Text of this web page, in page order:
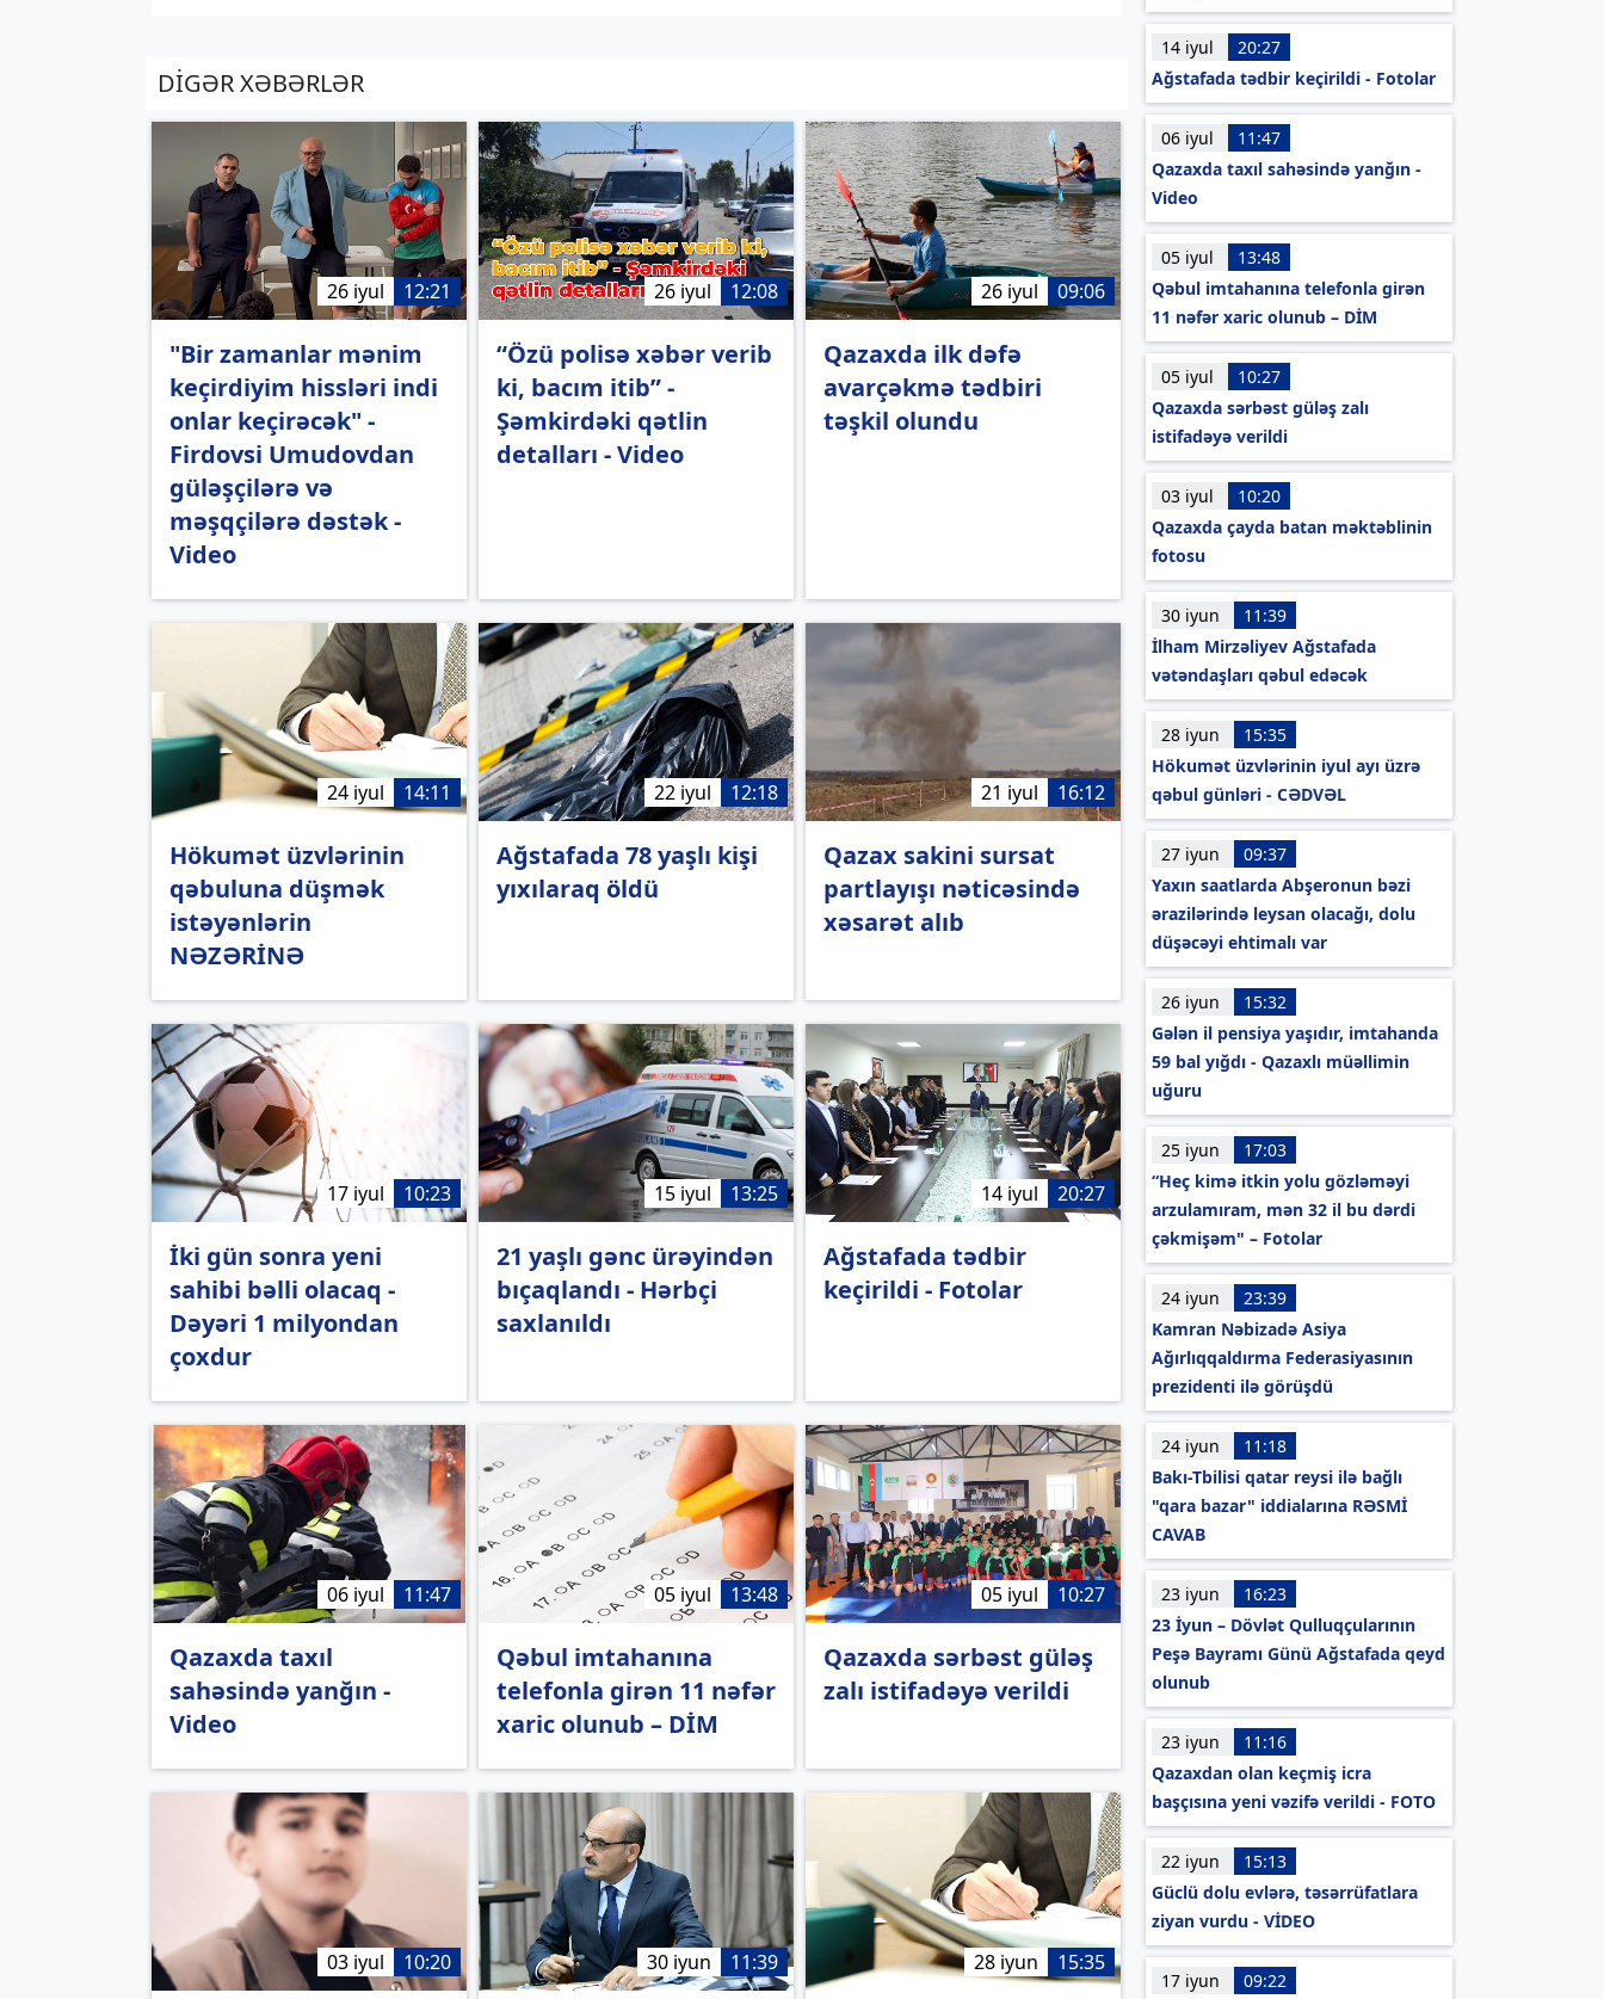
DİGƏR XƏBƏRLƏR
26 iyul 12:21
"Bir zamanlar mənim
keçirdiyim hissləri indi
onlar keçirəcək" -
Firdovsi Umudovdan
güləşçilərə və
məşqçilərə dəstək -
Video
26 iyul 12:08
“Özü polisə xəbər verib
ki, bacım itib” -
Şəmkirdəki qətlin
detalları - Video
26 iyul 09:06
Qazaxda ilk dəfə
avarçəkmə tədbiri
təşkil olundu
24 iyul 14:11
Hökumət üzvlərinin
qəbuluna düşmək
istəyənlərin
NƏZƏRİNƏ
22 iyul 12:18
Ağstafada 78 yaşlı kişi
yıxılaraq öldü
21 iyul 16:12
Qazax sakini sursat
partlayışı nəticəsində
xəsarət alıb
17 iyul 10:23
İki gün sonra yeni
sahibi bəlli olacaq -
Dəyəri 1 milyondan
çoxdur
15 iyul 13:25
21 yaşlı gənc ürəyindən
bıçaqlandı - Hərbçi
saxlanıldı
14 iyul 20:27
Ağstafada tədbir
keçirildi - Fotolar
06 iyul 11:47
Qazaxda taxıl
sahəsində yanğın -
Video
05 iyul 13:48
Qəbul imtahanına
telefonla girən 11 nəfər
xaric olunub – DİM
05 iyul 10:27
Qazaxda sərbəst güləş
zalı istifadəyə verildi
03 iyul 10:20 30 iyun 11:39 28 iyun 15:35
14 iyul
20:27
Ağstafada tədbir keçirildi - Fotolar
06 iyul
11:47
Qazaxda taxıl sahəsində yanğın -
Video
05 iyul
13:48
Qəbul imtahanına telefonla girən
11 nəfər xaric olunub – DİM
05 iyul
10:27
Qazaxda sərbəst güləş zalı
istifadəyə verildi
03 iyul
10:20
Qazaxda çayda batan məktəblinin
fotosu
30 iyun
11:39
İlham Mirzəliyev Ağstafada
vətəndaşları qəbul edəcək
28 iyun
15:35
Hökumət üzvlərinin iyul ayı üzrə
qəbul günləri - CƏDVƏL
27 iyun
09:37
Yaxın saatlarda Abşeronun bəzi
ərazilərində leysan olacağı, dolu
düşəcəyi ehtimalı var
26 iyun
15:32
Gələn il pensiya yaşıdır, imtahanda
59 bal yığdı - Qazaxlı müəllimin
uğuru
25 iyun
17:03
“Heç kimə itkin yolu gözləməyi
arzulamıram, mən 32 il bu dərdi
çəkmişəm" – Fotolar
24 iyun
23:39
Kamran Nəbizadə Asiya
Ağırlıqqaldırma Federasiyasının
prezidenti ilə görüşdü
24 iyun
11:18
Bakı-Tbilisi qatar reysi ilə bağlı
"qara bazar" iddialarına RƏSMİ
CAVAB
23 iyun
16:23
23 İyun – Dövlət Qulluqçularının
Peşə Bayramı Günü Ağstafada qeyd
olunub
23 iyun
11:16
Qazaxdan olan keçmiş icra
başçısına yeni vəzifə verildi - FOTO
22 iyun
15:13
Güclü dolu evlərə, təsərrüfatlara
ziyan vurdu - VİDEO
17 iyun
09:22